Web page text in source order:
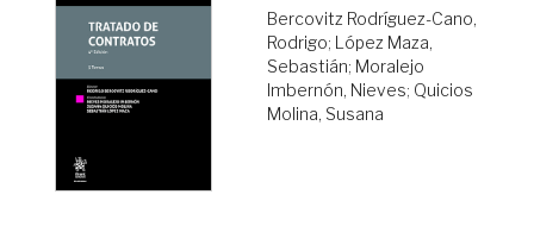
Bercovitz Rodríguez-Cano,
Rodrigo; López Maza,
Sebastián; Moralejo
Imbernón, Nieves; Quicios
Molina, Susana